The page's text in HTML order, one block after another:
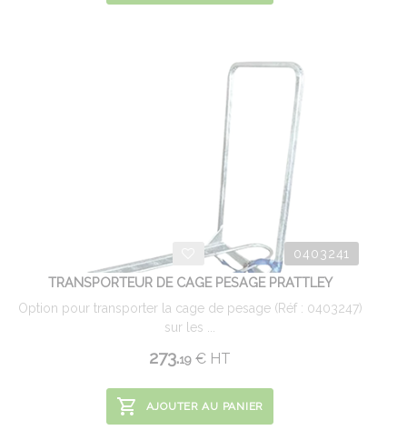
0403241
TRANSPORTEUR DE CAGE PESAGE PRATTLEY
Option pour transporter la cage de pesage (Réf : 0403247)
sur les ...
273.19 € HT
AJOUTER AU PANIER